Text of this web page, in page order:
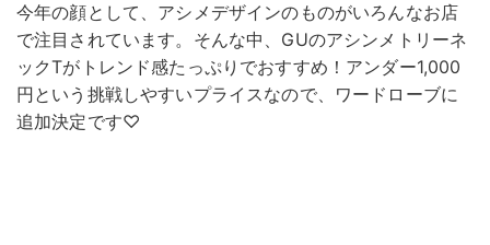
今年の顔として、アシメデザインのものがいろんなお店
で注目されています。そんな中、GUのアシンメトリーネ
ックTがトレンド感たっぷりでおすすめ！アンダー1,000
円という挑戦しやすいプライスなので、ワードローブに
追加決定です♡